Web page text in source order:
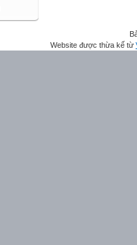
Website được thừa kế từ